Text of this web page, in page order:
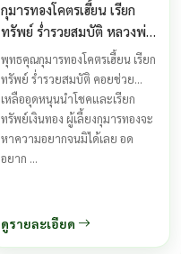
กุมารทองโคตรเฮี้ยน เรียก
ทรัพย์ ร่ำรวยสมบัติ หลวงพ่อ
กอย
พุทธคุณกุมารทองโคตรเฮี้ยน เรียก
ทรัพย์ ร่ำรวยสมบัติ คอยช่วย
เหลืออุดหนุนนำโชคและเรียก
ทรัพย์เงินทอง ผู้เลี้ยงกุมารทองจะ
หาความอยากจนมิได้เลย อด
อยาก ...
ดูรายละเอียด